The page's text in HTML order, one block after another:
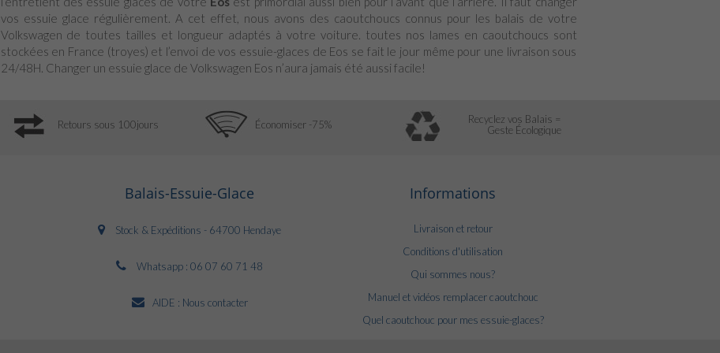
vos essuie glace régulièrement. A cet effet, nous avons des caoutchoucs connus pour les balais de votre
Volkswagen de toutes tailles et longueur adaptés à votre voiture. toutes nos lames en caoutchoucs sont
stockées en France (troyes) et l’envoi de vos essuie-glaces de Eos se fait le jour même pour une livraison sous
24/48H. Changer un essuie glace de Volkswagen Eos n’aura jamais été aussi facile!
Retours sous 100jours Économiser -75%
Recyclez vos Balais =
Geste Écologique
Balais-Essuie-Glace
Stock & Expéditions - 64700 Hendaye
Whatsapp :06 07 60 71 48
AIDE : Nous contacter
Informations
Livraison et retour
Conditions d'utilisation
Qui sommes nous?
Manuel et vidéos remplacer caoutchouc
Quel caoutchouc pour mes essuie-glaces?